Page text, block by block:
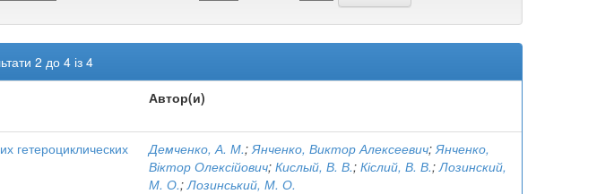
2 до 4 із 4
Автор(и)
гетероциклических
Демченко, А. М.;Янченко, Виктор Алексеевич;Янченко,
Віктор Олексійович; Кислый, В. В.; Кіслий, В. В.;Лозинский,
М. О.;Лозинський, М. О.